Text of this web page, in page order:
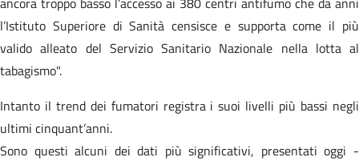
l’Istituto Superiore di Sanità censisce e supporta come il più
valido alleato del Servizio Sanitario Nazionale nella lotta al
tabagismo".
Intanto il trend dei fumatori registra i suoi livelli più bassi negli
ultimi cinquant’anni.
Sono questi alcuni dei dati più significativi, presentati oggi -